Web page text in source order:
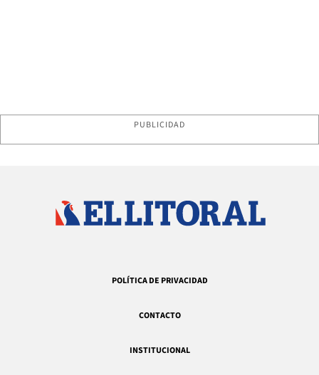
PUBLICIDAD
POLÍTICA DE PRIVACIDAD
CONTACTO
INSTITUCIONAL